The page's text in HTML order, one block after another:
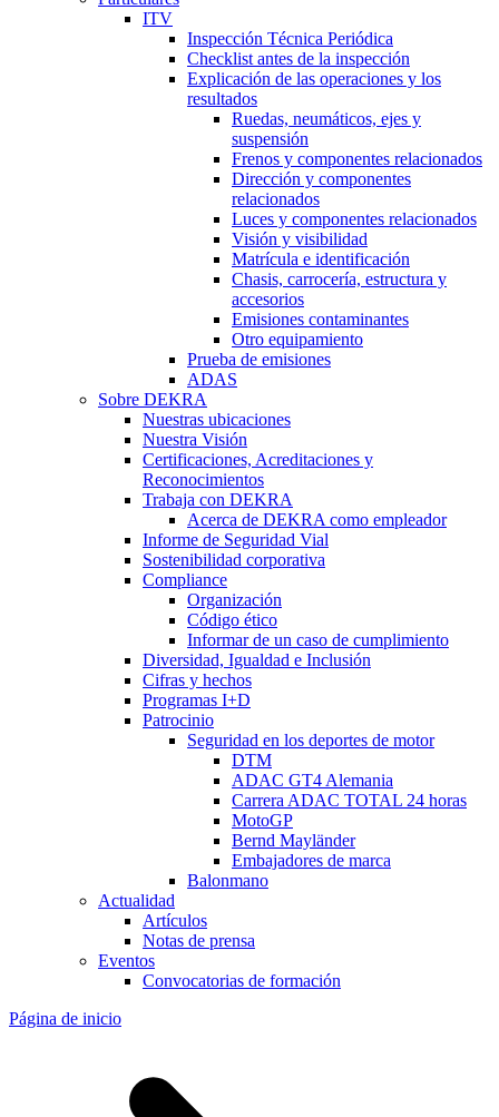
ITV
Inspección Técnica Periódica
Checklist antes de la inspección
Explicación de las operaciones y los
resultados
Ruedas, neumáticos, ejes y
suspensión
Frenos y componentes relacionados
Dirección y componentes
relacionados
Luces y componentes relacionados
Visión y visibilidad
Matrícula e identificación
Chasis, carrocería, estructura y
accesorios
Emisiones contaminantes
Otro equipamiento
Prueba de emisiones
ADAS
Sobre DEKRA
Nuestras ubicaciones
Nuestra Visión
Certificaciones, Acreditaciones y
Reconocimientos
Trabaja con DEKRA
Acerca de DEKRA como empleador
Informe de Seguridad Vial
Sostenibilidad corporativa
Compliance
Organización
Código ético
Informar de un caso de cumplimiento
Diversidad, Igualdad e Inclusión
Cifras y hechos
Programas I+D
Patrocinio
Seguridad en los deportes de motor
DTM
ADAC GT4 Alemania
Carrera ADAC TOTAL 24 horas
MotoGP
Bernd Mayländer
Embajadores de marca
Balonmano
Actualidad
Artículos
Notas de prensa
Eventos
Convocatorias de formación
Página de inicio